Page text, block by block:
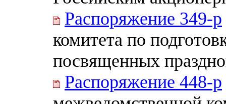
Распоряжение 349-р
комитета по
посвященных
Распоряжение 448-р